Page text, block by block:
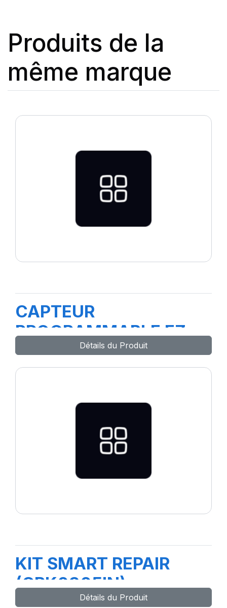
Produits de la
même marque
CAPTEUR
PROGRAMMABLE EZ
SENSOR-GO1
TITANIUM-T2200T
Détails du Produit
KIT SMART REPAIR
(CRK0305IN)
Détails du Produit